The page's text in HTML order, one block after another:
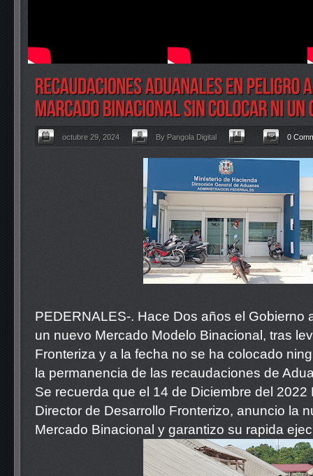
octubre 29, 2024 By Pangola Digital 0
PEDERNALES-. Hace Dos años el Gobierno
un nuevo Mercado Modelo Binacional, tras
Fronteriza y a la fecha no se ha colocado
la permanencia de las recaudaciones de
Se recuerda que el 14 de Diciembre del 2022
Director de Desarrollo Fronterizo, anuncio la
Mercado Binacional y garantizo su rapida